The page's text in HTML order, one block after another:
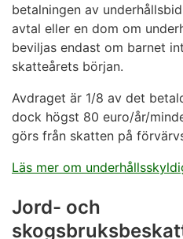
betalningen av
avtal eller en dom om
beviljas endast om barnet
skatteårets början.
Avdraget är 1/8 av det
dock högst 80 euro/år/
görs från skatten på
Läs mer om
Jord- och